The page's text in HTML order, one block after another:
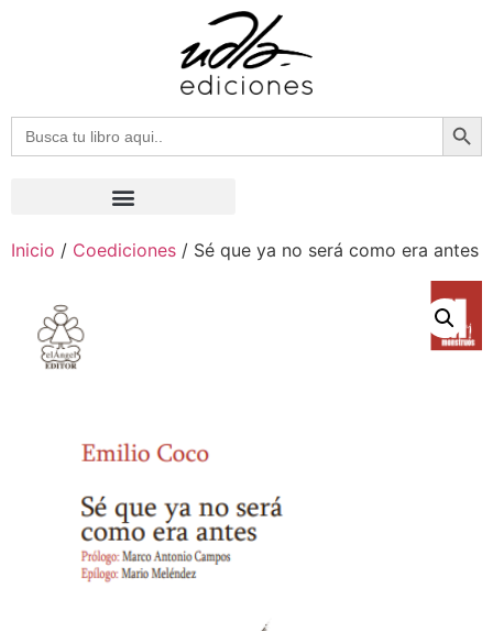
Buscar:
Inicio / Coediciones / Sé que ya no será como era antes